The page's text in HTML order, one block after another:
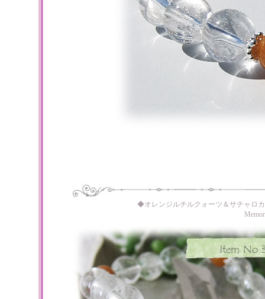
◆オレンジルチルクォーツ＆サチャロ